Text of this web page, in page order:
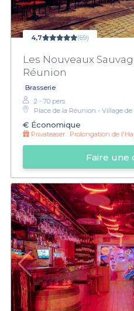
4,7 (69)
Les Nouveaux
Réunion
Brasserie
2 - 70 pers.
Place de la Réunion - Village
€ Économique
Privateaser : Prolongation de
Faire une